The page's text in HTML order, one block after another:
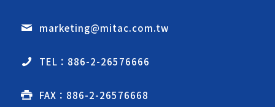
marketing@mitac.com.tw
TEL：886-2-26576666
FAX：886-2-26576668